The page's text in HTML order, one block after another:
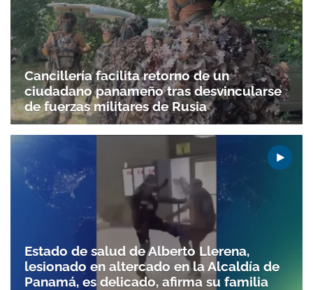
Cancillería facilita retorno de un
ciudadano panameño tras desvincularse
de fuerzas militares de Rusia
Estado de salud de Alberto Llerena,
lesionado en altercado en la Alcaldía de
Panamá, es delicado, afirma su familia